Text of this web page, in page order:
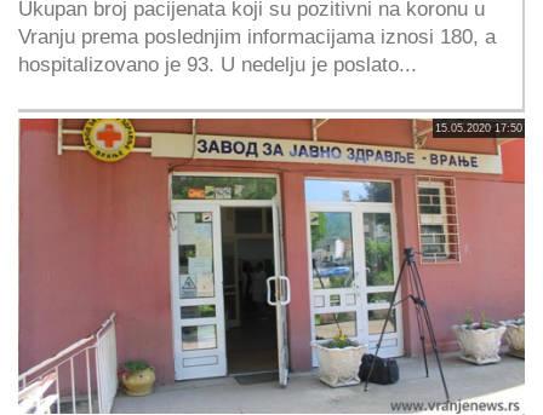
Ukupan broj pacijenata koji su pozitivni na koronu u
Vranju prema poslednjim informacijama iznosi 180, a
hospitalizovano je 93. U nedelju je poslato...
15.05.2020 17:50